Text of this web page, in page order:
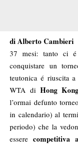
di Alberto Cambieri
37 mesi: tanto ci
conquistare un
teutonica é riuscita
WTA di Hong
l’ormai defunto
in calendario) al
periodo) che la
essere competitiva